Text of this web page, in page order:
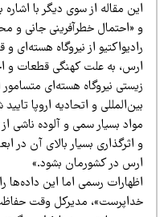
مقاله از سوی دیگر با اشاره به
«احتمال خطرآفرینی جانی و محیط
از نیروگاه هسته‌ای و
به علت کهنگی قطعات و
نیروگاه هسته‌ای متسامور
و اتحادیه اروپا تایید
بسیار سمی و آلوده ناشی از
اثرگذاری بسیار بالای آن در ابعاد
در کشورمان بشود.»
مدیرکل وقت حفاظت